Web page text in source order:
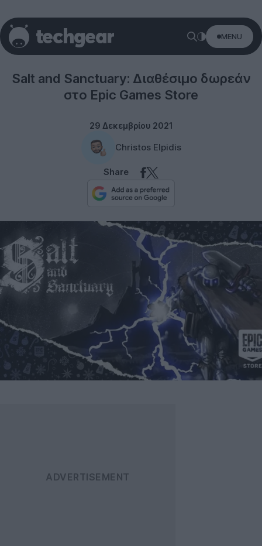
MENU
Salt and Sanctuary: Διαθέσιμο δωρεάν
στο Epic Games Store
29 Δεκεμβρίου 2021
Christos Elpidis
Share